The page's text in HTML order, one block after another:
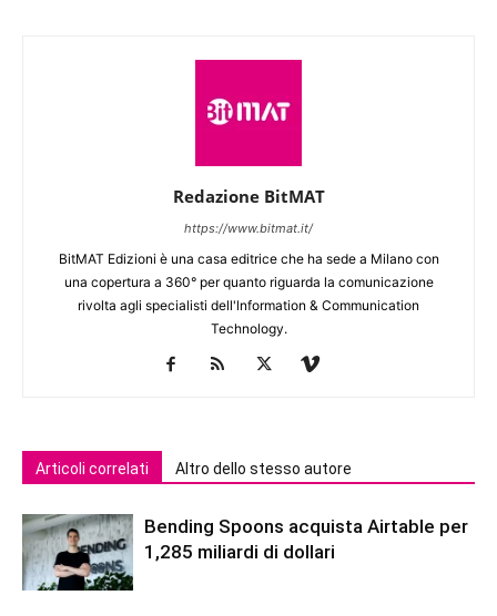
Redazione BitMAT
https://www.bitmat.it/
BitMAT Edizioni è una casa editrice che ha sede a Milano con
una copertura a 360° per quanto riguarda la comunicazione
rivolta agli specialisti dell'lnformation & Communication
Technology.
Articoli correlati Altro dello stesso autore
Bending Spoons acquista Airtable per
1,285 miliardi di dollari